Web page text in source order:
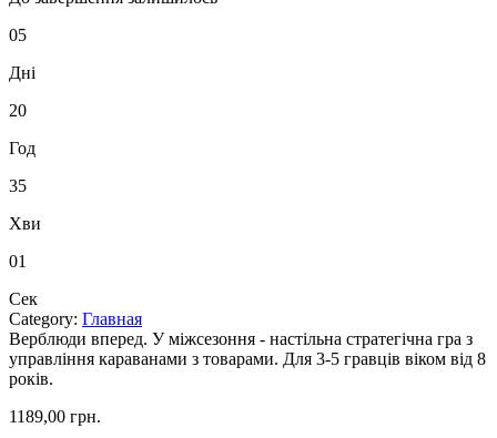
05
Дні
20
Год
35
Хви
00
Сек
Category: Главная
Верблюди вперед. У міжсезоння - настільна стратегічна гра з
управління караванами з товарами. Для 3-5 гравців віком від 8
років.
1189,00 грн.